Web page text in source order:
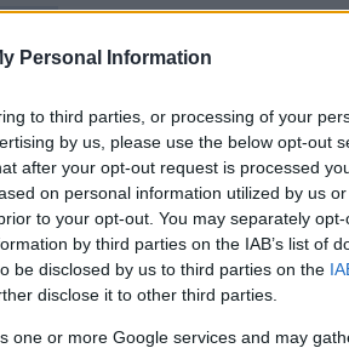
Personal Information
to third parties, or processing of your
by us, please use the below opt-out
after your opt-out request is processed
on personal information utilized by us
to your opt-out. You may separately
by third parties on the IAB’s list of
be disclosed by us to third parties on the
disclose it to other third parties.
one or more Google services and may
.
να
Οι ίδιες πηγές εκτιμούν
ελληνικής
που επικρατούν
από μονάδες των